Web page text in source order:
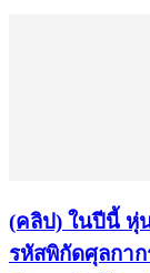
(คลิป) ในปีนี้ หุ่
รหัสพิกัดศุลกาก